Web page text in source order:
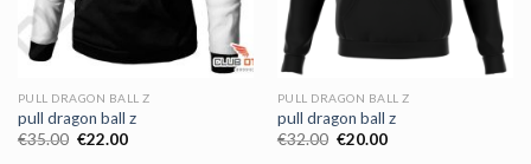
PULL DRAGON BALL Z
pull dragon ball z
€35.00 €22.00
PULL DRAGON BALL Z
pull dragon ball z
€32.00 €20.00